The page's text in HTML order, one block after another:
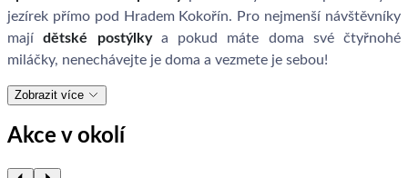
jezírek přímo pod Hradem Kokořín. Pro nejmenší návštěvníky
majídětské postýlkya pokud máte doma své čtyřnohé
miláčky, nenechávejte je doma a vezmete je sebou!
Zobrazit více
Akce v okolí